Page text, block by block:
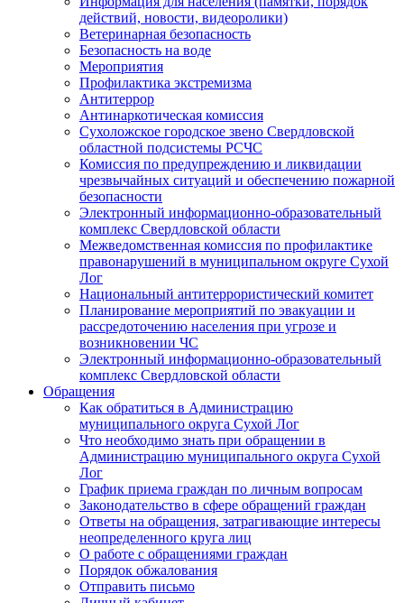
действий, новости, видеоролики)
Ветеринарная безопасность
Безопасность на воде
Мероприятия
Профилактика экстремизма
Антитеррор
Антинаркотическая комиссия
Сухоложское городское звено Свердловской
областной подсистемы РСЧС
Комиссия по предупреждению и ликвидации
чрезвычайных ситуаций и обеспечению пожарной
безопасности
Электронный информационно-образовательный
комплекс Cвердловской области
Межведомственная комиссия по профилактике
правонарушений в муниципальном округе Сухой
Лог
Национальный антитеррористический комитет
Планирование мероприятий по эвакуации и
рассредоточению населения при угрозе и
возникновении ЧС
Электронный информационно-образовательный
комплекс Свердловской области
Обращения
Как обратиться в Администрацию
муниципального округа Сухой Лог
Что необходимо знать при обращении в
Администрацию муниципального округа Сухой
Лог
График приема граждан по личным вопросам
Законодательство в сфере обращений граждан
Ответы на обращения, затрагивающие интересы
неопределенного круга лиц
О работе с обращениями граждан
Порядок обжалования
Отправить письмо